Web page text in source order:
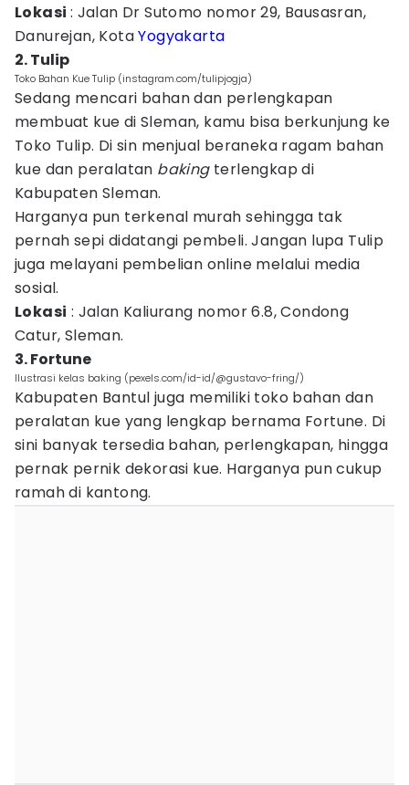
Lokasi : Jalan Dr Sutomo nomor 29, Bausasran,
Danurejan, KotaYogyakarta
2. Tulip
Toko Bahan Kue Tulip (instagram.com/tulipjogja)
Sedang mencari bahan dan perlengkapan
membuat kue di Sleman, kamu bisa berkunjung ke
Toko Tulip. Di sin menjual beraneka ragam bahan
kue dan peralatan baking terlengkap di
Kabupaten Sleman.
Harganya pun terkenal murah sehingga tak
pernah sepi didatangi pembeli. Jangan lupa Tulip
juga melayani pembelian online melalui media
sosial.
Lokasi : Jalan Kaliurang nomor 6.8, Condong
Catur, Sleman.
3. Fortune
Ilustrasi kelas baking (pexels.com/id-id/@gustavo-fring/)
Kabupaten Bantul juga memiliki toko bahan dan
peralatan kue yang lengkap bernama Fortune. Di
sini banyak tersedia bahan, perlengkapan, hingga
pernak pernik dekorasi kue. Harganya pun cukup
ramah di kantong.